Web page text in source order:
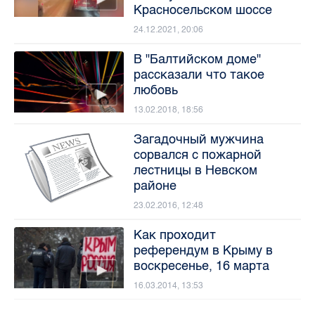
Красносельском шоссе
24.12.2021, 20:06
В "Балтийском доме"
рассказали что такое
любовь
13.02.2018, 18:56
Загадочный мужчина
сорвался с пожарной
лестницы в Невском
районе
23.02.2016, 12:48
Как проходит
референдум в Крыму в
воскресенье, 16 марта
16.03.2014, 13:53